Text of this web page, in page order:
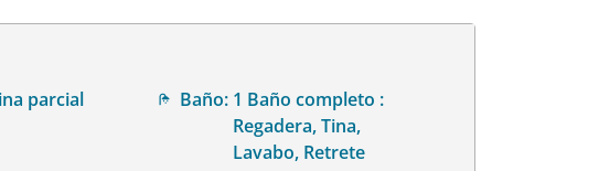
parcial Baño: 1 Baño completo :
Regadera, Tina,
Lavabo, Retrete